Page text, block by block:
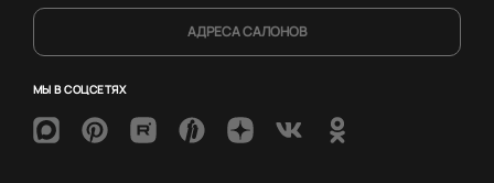
АДРЕСА САЛОНОВ
МЫ В СОЦСЕТЯХ